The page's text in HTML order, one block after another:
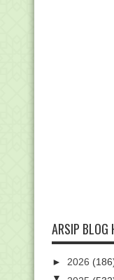
ARSIP BLOG
► 2026
▼